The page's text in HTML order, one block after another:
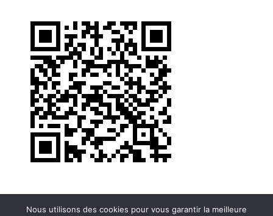
Nous utilisons des cookies pour vous garantir la meilleure